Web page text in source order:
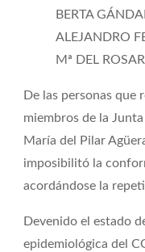
BERTA
ALEJANDRO
Mª DEL
De las personas que
miembros de la
María del Pilar
imposibilitó la
acordándose la
Devenido el estado
epidemiológica del